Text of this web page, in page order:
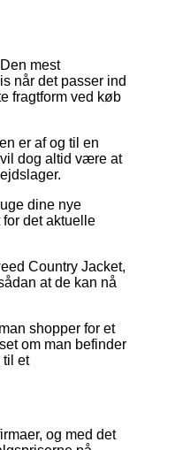
mest
når det passer ind
fragtform ved køb
er af og til en
dog altid være at
dine nye
det aktuelle
Country Jacket,
at de kan nå
shopper for et
om man befinder
til et
og med det